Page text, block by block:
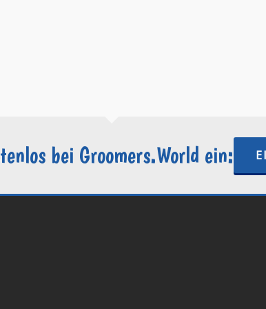
bei Groomers.World ein:
| Wordpress-